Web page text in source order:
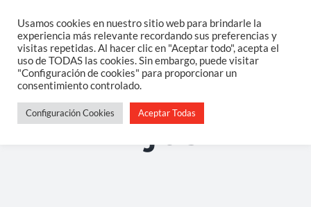
contenido
Home
Sobre Mi hijos
Usamos cookies en nuestro sitio web para brindarle la
experiencia más relevante recordando sus preferencias y
visitas repetidas. Al hacer clic en "Aceptar todo", acepta el
uso de TODAS las cookies. Sin embargo, puede visitar
"Configuración de cookies" para proporcionar un
consentimiento controlado.
Configuración Cookies Aceptar Todas